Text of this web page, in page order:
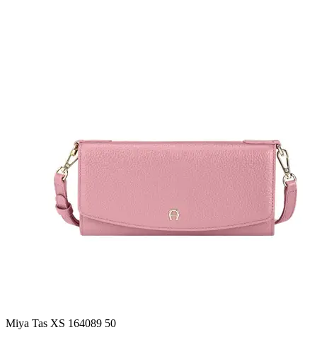
Miya Tas XS 164089 50